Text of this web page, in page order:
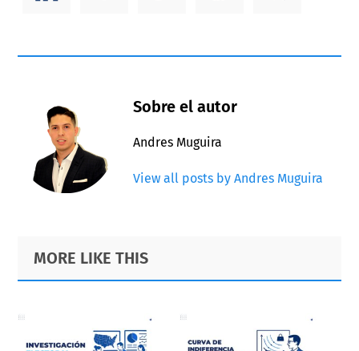
Sobre el autor
Andres Muguira
View all posts by Andres Muguira
Primary
Sidebar
Footer
MORE LIKE THIS